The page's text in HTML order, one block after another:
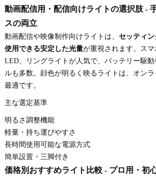
動画配信用・配信向けライトの選択肢 -
スの両立
動画配信や映像制作向けライトは、 セッティン
使用できる安定した光量が重視されます。ス
LED、リングライトが人気で、バッテリー駆
ルも多数。顔色が明るく映るライトは、オン
最適です。
主な選定基準
明るさ調整機能
軽量・持ち運びやすさ
長時間使用可能な電源方式
簡単設置・三脚付き
価格別おすすめライト比較 - プロ用・初